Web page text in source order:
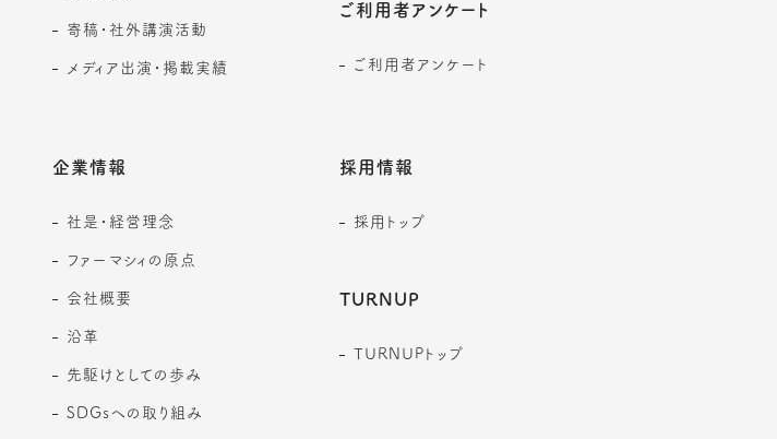
寄稿・社外講演活動
メディア出演・掲載実績
ご利用者アンケート
ご利用者アンケート
企業情報
社是・経営理念
ファーマシィの原点
会社概要
沿革
先駆けとしての歩み
SDGsへの取り組み
採用情報
採用トップ
TURNUP
TURNUPトップ